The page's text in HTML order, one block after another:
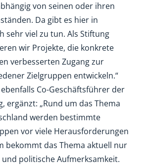
von seinen oder ihren
Da gibt es hier in
sehr viel zu tun. Als Stiftung
wir Projekte, die konkrete
verbesserten Zugang zur
Zielgruppen entwickeln.“
Co-Geschäftsführer der
ergänzt: „Rund um das Thema
werden bestimmte
vor viele Herausforderungen
bekommt das Thema aktuell nur
politische Aufmerksamkeit.